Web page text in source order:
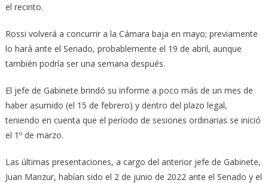
el recinto.
Rossi volverá a concurrir a la Cámara baja en mayo; previamente
lo hará ante el Senado, probablemente el 19 de abril, aunque
también podría ser una semana después.
El jefe de Gabinete brindó su informe a poco más de un mes de
haber asumido (el 15 de febrero) y dentro del plazo legal,
teniendo en cuenta que el período de sesiones ordinarias se inició
el 1º de marzo.
Las últimas presentaciones, a cargo del anterior jefe de Gabinete,
Juan Manzur, habían sido el 2 de junio de 2022 ante el Senado y el